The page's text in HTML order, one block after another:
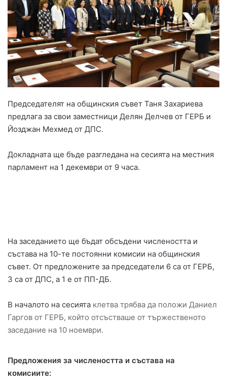
Председателят на общинския съвет Таня Захариева
предлага за свои заместници Делян Делчев от ГЕРБ и
Йозджан Мехмед от ДПС.
Докладната ще бъде разгледана на сесията на местния
парламент на 1 декември от 9 часа.
На заседанието ще бъдат обсъдени числеността и
състава на 10-те постоянни комисии на общинския
съвет. От предложените за председатели 6 са от ГЕРБ,
3 са от ДПС, а 1 е от ПП-ДБ.
В началото на сесията клетва трябва да положи Даниел
Гаргов от ГЕРБ, който отсъстваше от тържественото
заседание на 10 ноември.
Предложения за числеността и състава на
комисиите: